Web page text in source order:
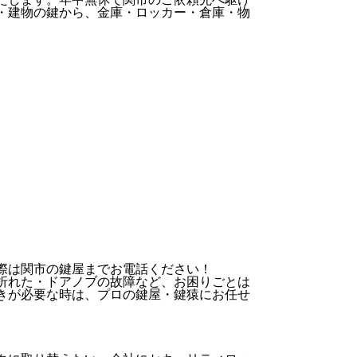
物の鍵から、金庫・ロッカー・倉庫・物
関市の鍵屋までお電話ください！
た・ドアノブの故障など、お困りごとは
が必要な時は、プロの鍵屋・鍵猿にお任せ